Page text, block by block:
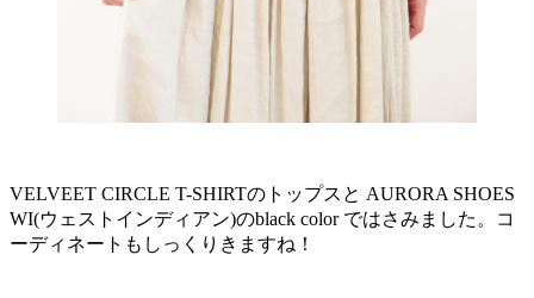
VELVEET CIRCLE T-SHIRTのトップスと AURORA SHOES
WI(ウェストインディアン)のblack color ではさみました。コ
ーディネートもしっくりきますね！